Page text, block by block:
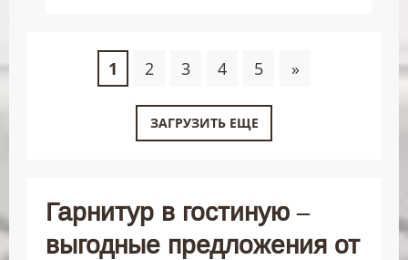
1 2 3 4 5 »
ЗАГРУЗИТЬ ЕЩЕ
Гарнитур в гостиную –
выгодные предложения от